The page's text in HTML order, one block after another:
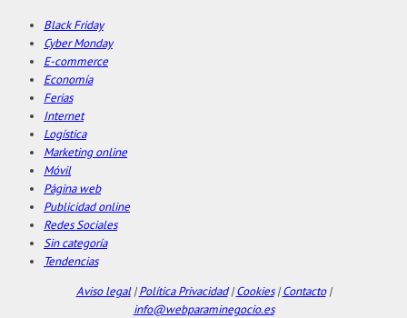
Black Friday
Cyber Monday
E-commerce
Economía
Ferias
Internet
Logística
Marketing online
Móvil
Página web
Publicidad online
Redes Sociales
Sin categoría
Tendencias
Aviso legal|Política Privacidad|Cookies|Contacto|
info@webparaminegocio.es